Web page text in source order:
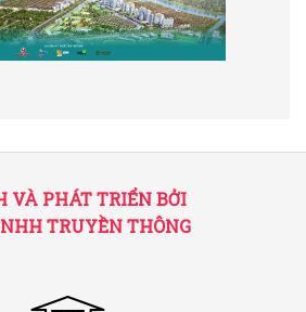
VÀ PHÁT TRIỂN BỞI
TRUYỀN THÔNG